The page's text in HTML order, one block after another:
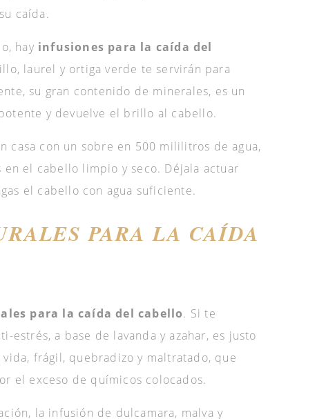
caída.
hay infusiones para la caída del
laurel y ortiga verde te servirán para
su gran contenido de minerales, es un
y devuelve el brillo al cabello.
casa con un sobre en 500 mililitros de agua,
el cabello limpio y seco. Déjala actuar
el cabello con agua suficiente.
PARA LA CAÍDA
para la caída del cabello. Si te
estrés, a base de lavanda y azahar, es justo
frágil, quebradizo y maltratado, que
el exceso de químicos colocados.
la infusión de dulcamara, malva y